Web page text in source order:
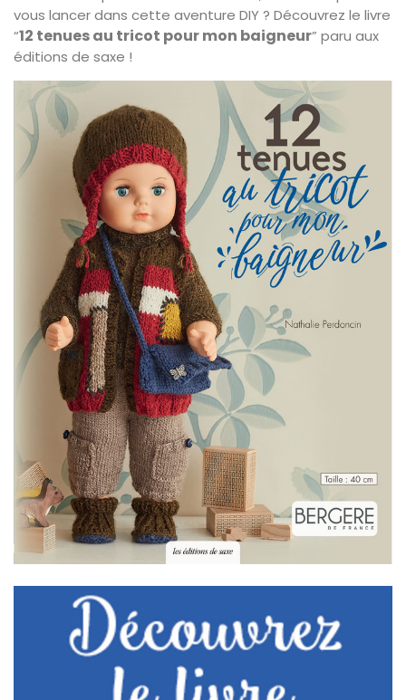
vous lancer dans cette aventure DIY ? Découvrez le livre
“12 tenues au tricot pour mon baigneur” paru aux
éditions de saxe !